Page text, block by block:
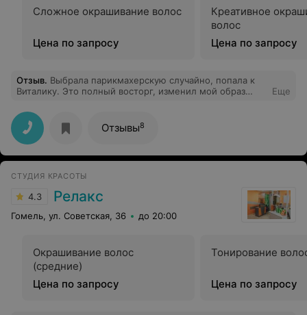
Сложное окрашивание волос
Цена по запросу
Креативное
волос
Цена по запросу
Отзыв. Выбрала парикмахерскую случайно, попала к
Виталику. Это полный восторг, изменил мой образ
давно. Очень очень довольна!
Еще
Отзывы8
СТУДИЯ КРАСОТЫ
4.3 Релакс
Гомель, ул. Советская, 36 до 20:00
Окрашивание волос
(средние)
Цена по запросу
Тонирование
Цена по запросу